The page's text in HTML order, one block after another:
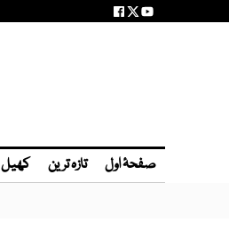
صفحۂ اول تازہ ترین کھیل